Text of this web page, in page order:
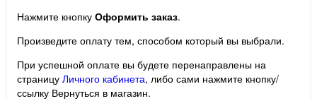
Нажмите кнопку Оформить заказ.
Произведите оплату тем, способом который вы выбрали.
При успешной оплате вы будете перенаправлены на
страницу Личного кабинета, либо сами нажмите кнопку/
ссылку Вернуться в магазин.